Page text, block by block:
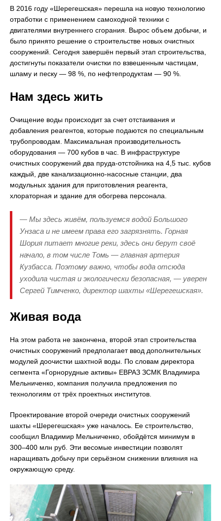
В 2016 году «Шерегешская» перешла на новую технологию
отработки с применением самоходной техники с
двигателями внутреннего сгорания. Вырос объем добычи, и
было принято решение о строительстве новых очистных
сооружений. Сегодня завершён первый этап строительства,
достигнуты показатели очистки по взвешенным частицам,
шламу и песку — 98 %, по нефтепродуктам — 90 %.
Нам здесь жить
Очищение воды происходит за счет отстаивания и
добавления реагентов, которые подаются по специальным
трубопроводам. Максимальная производительность
оборудования — 700 кубов в час. В инфраструктуре
очистных сооружений два пруда-отстойника на 4,5 тыс. кубов
каждый, две канализационно-насосные станции, два
модульных здания для приготовления реагента,
хлораторная и здание для обогрева персонала.
— Мы здесь живём, пользуемся водой Большого
Унзаса и не имеем права его загрязнять. Горная
Шория питает многие реки, здесь они берут своё
начало, в том числе Томь — главная артерия
Кузбасса. Поэтому важно, чтобы вода отсюда
уходила чистая и экологически безопасная, — уверен
Сергей Тимченко, директор шахты «Шерегешская».
Живая вода
На этом работа не закончена, второй этап строительства
очистных сооружений предполагает ввод дополнительных
модулей доочистки шахтной воды. По словам директора
сегмента «Горнорудные активы» ЕВРАЗ ЗСМК Владимира
Мельниченко, компания получила предложения по
технологиям от трёх проектных институтов.
Проектирование второй очереди очистных сооружений
шахты «Шерегешская» уже началось. Ее строительство,
сообщил Владимир Мельниченко, обойдётся минимум в
300–400 млн руб. Эти весомые инвестиции позволят
наращивать добычу при серьёзном снижении влияния на
окружающую среду.